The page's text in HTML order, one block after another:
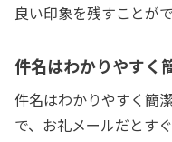
良い印象を残すことが
件名はわかりやすく
件名はわかりやすく簡
で、お礼メールだとす